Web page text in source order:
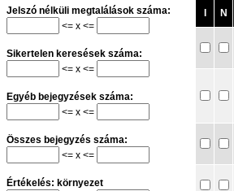
Jelszó nélküli megtalálások száma:
<= x <=
Sikertelen keresések száma:
<= x <=
Egyéb bejegyzések száma:
<= x <=
Összes bejegyzés száma:
<= x <=
Értékelés: környezet
N